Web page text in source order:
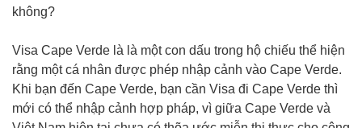
không?
Visa Cape Verde là là một con dấu trong hộ chiếu thể hiện
rằng một cá nhân được phép nhập cảnh vào Cape Verde.
Khi bạn đến Cape Verde, bạn cần Visa đi Cape Verde thì
mới có thể nhập cảnh hợp pháp, vì giữa Cape Verde và